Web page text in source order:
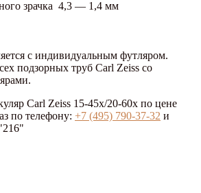
зрачка 4,3 — 1,4 мм
с индивидуальным футляром.
подзорных труб Carl Zeiss со
Carl Zeiss 15-45x/20-60x по цене
по телефону: +7 (495) 790-37-32 и